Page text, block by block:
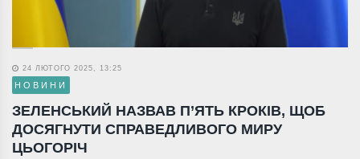
24 ЛЮТОГО 2025, 13:25
НОВИНИ
ЗЕЛЕНСЬКИЙ НАЗВАВ П’ЯТЬ КРОКІВ, ЩОБ
ДОСЯГНУТИ СПРАВЕДЛИВОГО МИРУ
ЦЬОГОРІЧ